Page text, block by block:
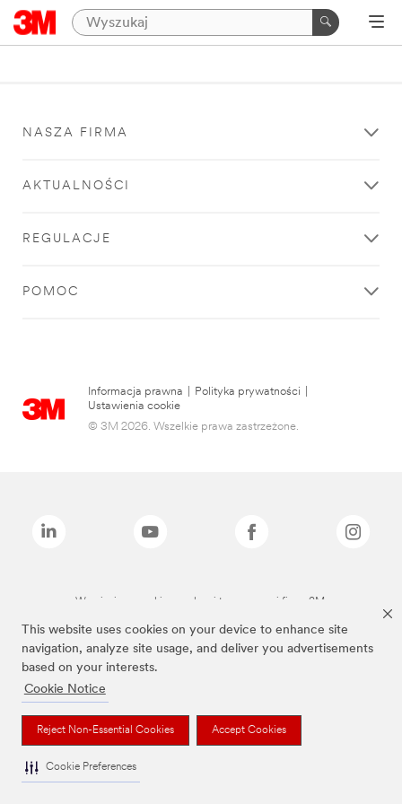
This website uses cookies on your device to enhance site
navigation, analyze site usage, and deliver you advertisements
based on your interests.
Cookie Notice
Reject Non-Essential Cookies Accept Cookies
Cookie Preferences
NASZA FIRMA
AKTUALNOŚCI
REGULACJE
POMOC
Informacja prawna Polityka prywatności
Ustawienia cookie
© 3M 2026. Wszelkie prawa zastrzeżone.
Wymienione marki są znakami towarowymi firmy 3M.